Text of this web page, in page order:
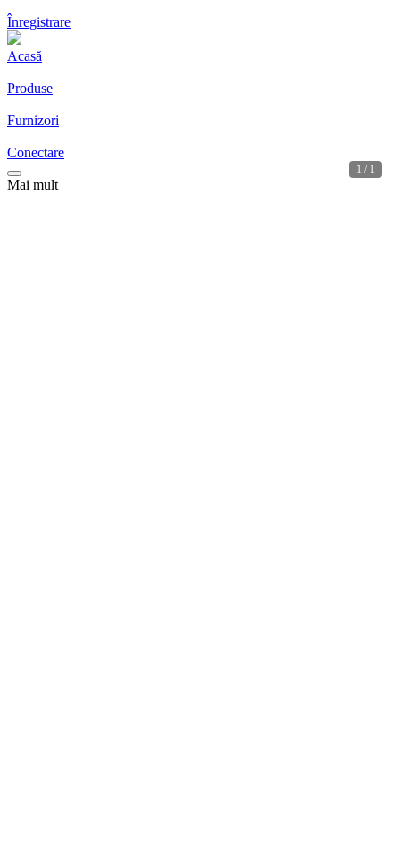
1 / 1
Înregistrare
Acasă
Produse
Furnizori
Conectare
Mai mult